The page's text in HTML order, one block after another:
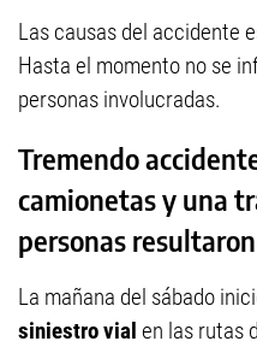
Las causas del accidente
Hasta el momento no se
personas involucradas.
Tremendo
camionetas y una
personas
La mañana del sábado
siniestro vial en las rutas